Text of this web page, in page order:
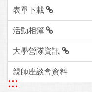
表單下載
活動相簿
大學營隊資訊
親師座談會資料
:::